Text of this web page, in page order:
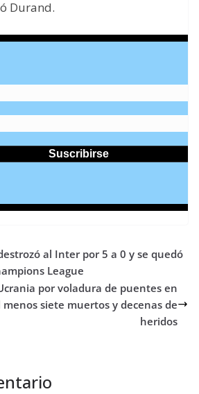
Durand.
al Inter por 5 a 0 y se quedó
League
por voladura de puentes en
siete muertos y decenas de
heridos